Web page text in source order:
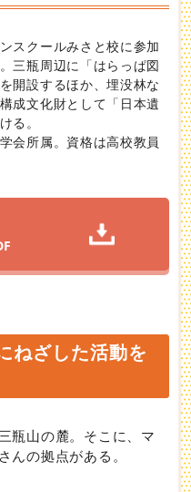
ねざした活動を
瓶山の麓。そこに、マ
んの拠点がある。
スクールみさと校に参加
三瓶周辺に「はらっぱ図
開設するほか、埋没林な
成文化財として「日本遺
る。
会所属。資格は高校教員